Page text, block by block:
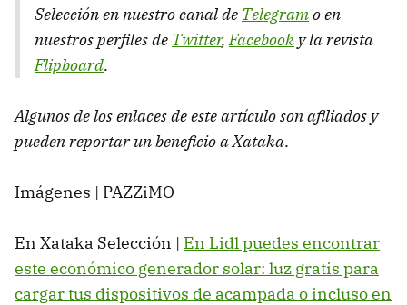
Selección en nuestro canal de Telegramo en
nuestros perfiles de Twitter,Facebook y la revista
Flipboard.
Algunos de los enlaces de este artículo son afiliados y
pueden reportar un beneficio a Xataka.
Imágenes | PAZZiMO
En Xataka Selección | En Lidl puedes encontrar
este económico generador solar: luz gratis para
cargar tus dispositivos de acampada o incluso en